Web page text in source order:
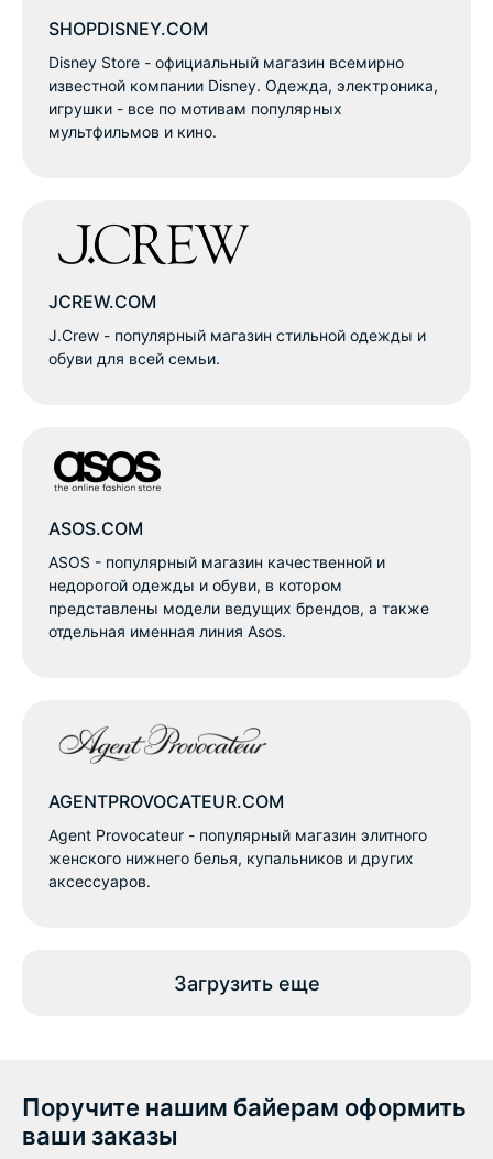
SHOPDISNEY.COM
Disney Store - официальный магазин всемирно
известной компании Disney. Одежда, электроника,
игрушки - все по мотивам популярных
мультфильмов и кино.
JCREW.COM
J.Crew - популярный магазин стильной одежды и
обуви для всей семьи.
ASOS.COM
ASOS - популярный магазин качественной и
недорогой одежды и обуви, в котором
представлены модели ведущих брендов, а также
отдельная именная линия Asos.
AGENTPROVOCATEUR.COM
Agent Provocateur - популярный магазин элитного
женского нижнего белья, купальников и других
аксессуаров.
Загрузить еще
Поручите нашим байерам оформить
ваши заказы